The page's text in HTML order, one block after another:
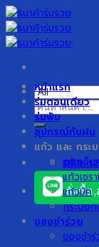
Skip
to
content
ค้นหา:
089-
สั่งซื้อ,
หน้าแรก
ร่มตอนเดียว
ร่มพับ
อุปกรณ์กันฝน
แก้ว และ กระ
แก้วเก็บ
แก้วเซร
แก้วมัค
กระบอก
ของชำร่วย
ของชำ